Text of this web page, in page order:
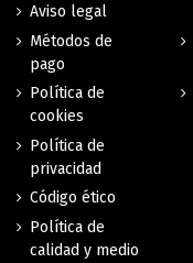
Aviso legal
Métodos de
pago
Política de
cookies
Política de
privacidad
Código ético
Política de
calidad y medio